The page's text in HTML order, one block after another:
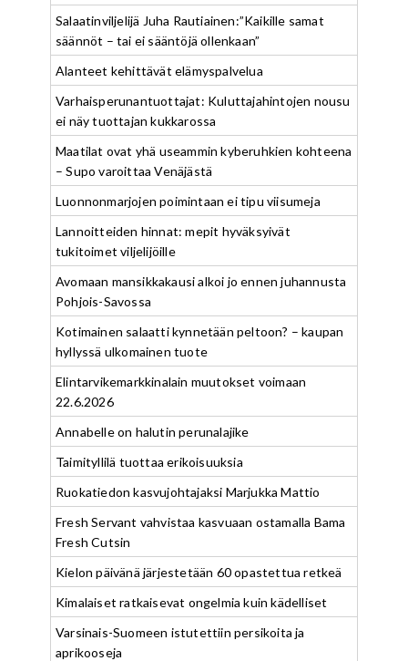
Salaatinviljelijä Juha Rautiainen:”Kaikille samat
säännöt – tai ei sääntöjä ollenkaan”
Alanteet kehittävät elämyspalvelua
Varhaisperunantuottajat: Kuluttajahintojen nousu
ei näy tuottajan kukkarossa
Maatilat ovat yhä useammin kyberuhkien kohteena
– Supo varoittaa Venäjästä
Luonnonmarjojen poimintaan ei tipu viisumeja
Lannoitteiden hinnat: mepit hyväksyivät
tukitoimet viljelijöille
Avomaan mansikkakausi alkoi jo ennen juhannusta
Pohjois-Savossa
Kotimainen salaatti kynnetään peltoon? – kaupan
hyllyssä ulkomainen tuote
Elintarvikemarkkinalain muutokset voimaan
22.6.2026
Annabelle on halutin perunalajike
Taimityllilä tuottaa erikoisuuksia
Ruokatiedon kasvujohtajaksi Marjukka Mattio
Fresh Servant vahvistaa kasvuaan ostamalla Bama
Fresh Cutsin
Kielon päivänä järjestetään 60 opastettua retkeä
Kimalaiset ratkaisevat ongelmia kuin kädelliset
Varsinais-Suomeen istutettiin persikoita ja
aprikooseja